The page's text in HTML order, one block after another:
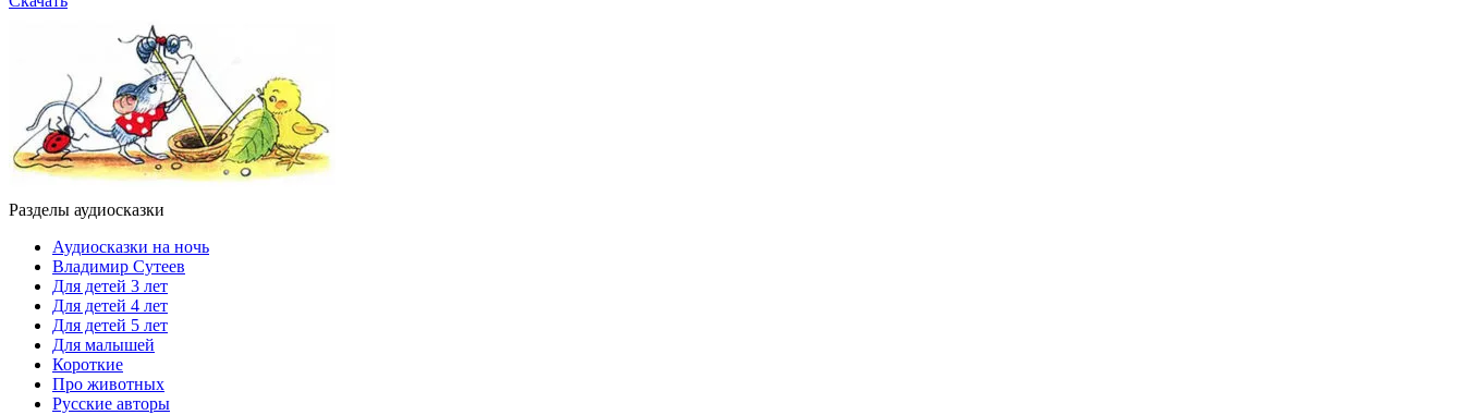
Разделы аудиосказки
Аудиосказки на ночь
Владимир Сутеев
Для детей 3 лет
Для детей 4 лет
Для детей 5 лет
Для малышей
Короткие
Про животных
Русские авторы